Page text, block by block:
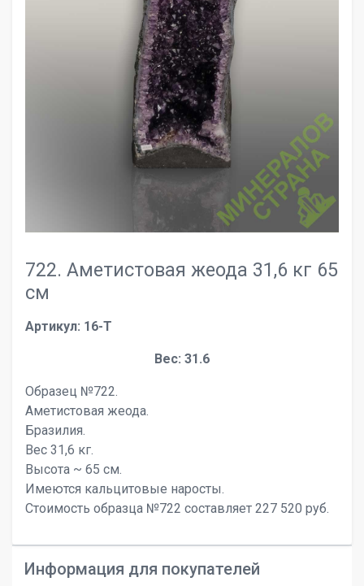
722. Аметистовая жеода 31,6 кг 65
см
Артикул: 16-T
Вес: 31.6
Образец №722.
Аметистовая жеода.
Бразилия.
Вес 31,6 кг.
Высота ~ 65 см.
Имеются кальцитовые наросты.
Стоимость образца №722 составляет 227 520 руб.
Информация для покупателей